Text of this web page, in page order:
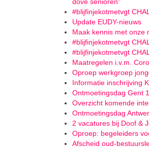
#blijfinjekotmetvgt
Update EUDY-nieuws
Maak kennis met onze
#blijfinjekotmetvgt
#blijfinjekotmetvgt
Maatregelen i.v.m.
Oproep werkgroep
Informatie inschrijving
Ontmoetingsdag Gent
Overzicht komende
Ontmoetingsdag
2 vacatures bij Doof &
Oproep: begeleiders
Afscheid oud-